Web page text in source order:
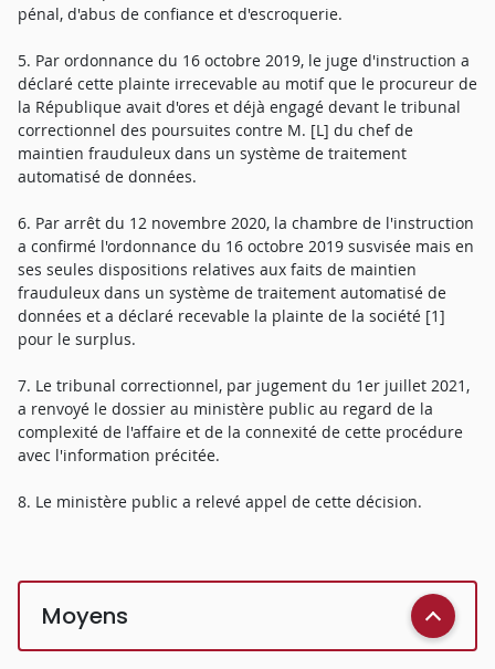
pénal, d'abus de confiance et d'escroquerie.
5. Par ordonnance du 16 octobre 2019, le juge d'instruction a
déclaré cette plainte irrecevable au motif que le procureur de
la République avait d'ores et déjà engagé devant le tribunal
correctionnel des poursuites contre M. [L] du chef de
maintien frauduleux dans un système de traitement
automatisé de données.
6. Par arrêt du 12 novembre 2020, la chambre de l'instruction
a confirmé l'ordonnance du 16 octobre 2019 susvisée mais en
ses seules dispositions relatives aux faits de maintien
frauduleux dans un système de traitement automatisé de
données et a déclaré recevable la plainte de la société [1]
pour le surplus.
7. Le tribunal correctionnel, par jugement du 1er juillet 2021,
a renvoyé le dossier au ministère public au regard de la
complexité de l'affaire et de la connexité de cette procédure
avec l'information précitée.
8. Le ministère public a relevé appel de cette décision.
Moyens